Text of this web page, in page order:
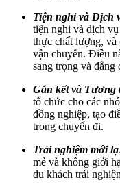
Tiện nghi và Dịch
tiện nghi và dịch
thực chất lượng, và
vận chuyển. Điều
sang trọng và đẳng
Gắn kết và Tương
tổ chức cho các
đồng nghiệp, tạo
trong chuyến đi.
Trải nghiệm mới lạ
mẻ và không giới
du khách trải